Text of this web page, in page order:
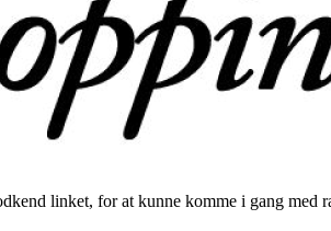
linket, for at kunne komme i gang med